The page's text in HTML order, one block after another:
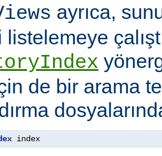
ayrıca,
de bir arama
index